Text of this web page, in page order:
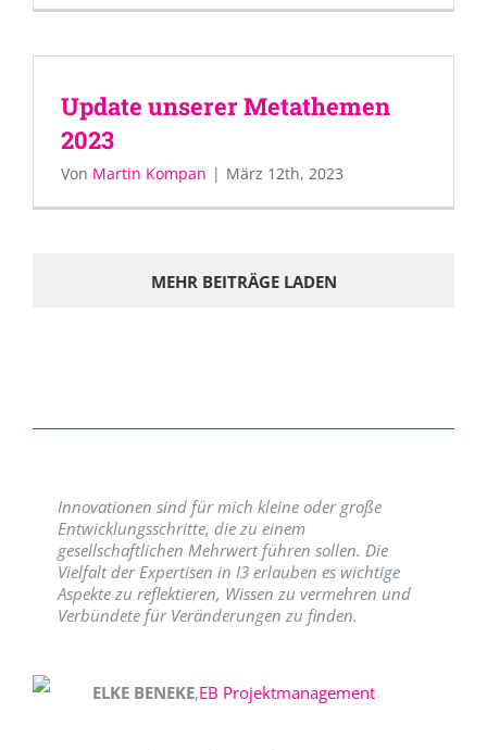
Update unserer Metathemen
2023
Von Martin Kompan | März 12th, 2023
MEHR BEITRÄGE LADEN
Innovationen sind für mich kleine oder große
Entwicklungsschritte, die zu einem
gesellschaftlichen Mehrwert führen sollen. Die
Vielfalt der Expertisen in I3 erlauben es wichtige
Aspekte zu reflektieren, Wissen zu vermehren und
Verbündete für Veränderungen zu finden.
ELKE BENEKE,EB Projektmanagement